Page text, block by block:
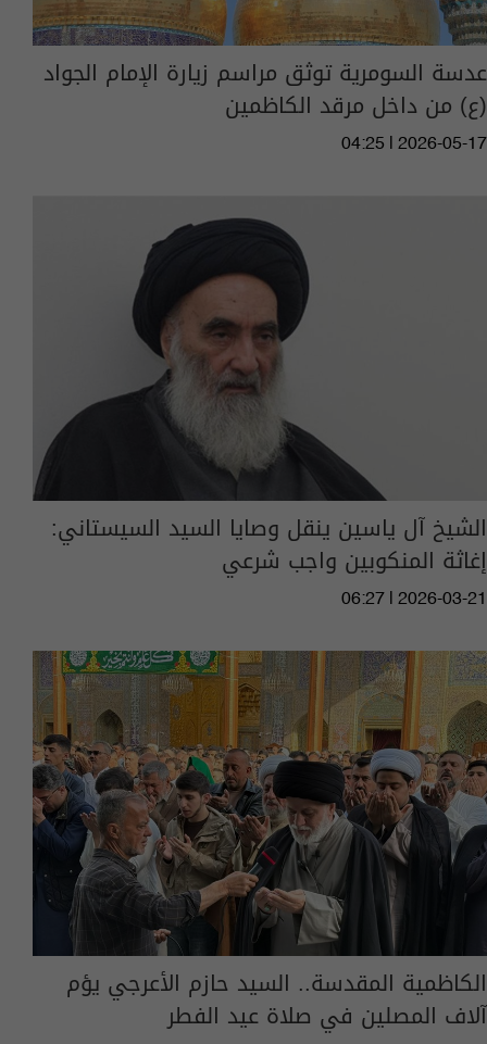
عدسة السومرية توثق مراسم زيارة الإمام الجواد
(ع) من داخل مرقد الكاظمين
04:25 | 2026-05-17
الشيخ آل ياسين ينقل وصايا السيد السيستاني:
إغاثة المنكوبين واجب شرعي
06:27 | 2026-03-21
الكاظمية المقدسة.. السيد حازم الأعرجي يؤم
آلاف المصلين في صلاة عيد الفطر